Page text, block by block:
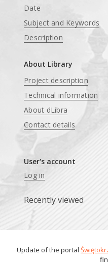
Date
Subject and Keywords
Description
About Library
Project description
Technical information
About dLibra
Contact details
User's account
Log in
Recently viewed
Update of the portal